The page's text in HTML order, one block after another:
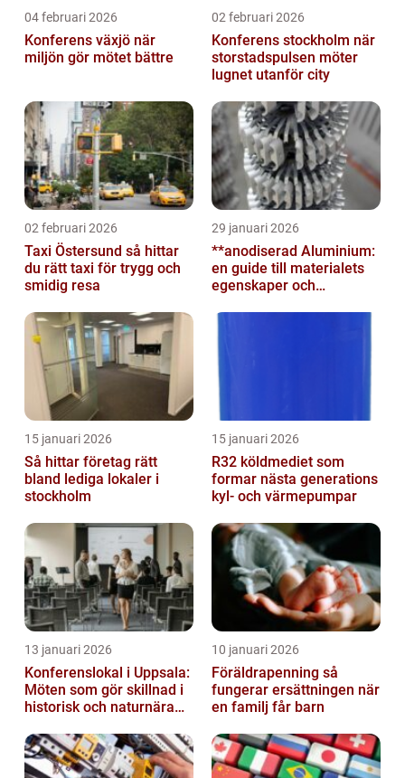
04 februari 2026
Konferens växjö när
miljön gör mötet bättre
02 februari 2026
Konferens stockholm när
storstadspulsen möter
lugnet utanför city
02 februari 2026
Taxi Östersund så hittar
du rätt taxi för trygg och
smidig resa
29 januari 2026
**anodiserad Aluminium:
en guide till materialets
egenskaper och
15 januari 2026
Så hittar företag rätt
bland lediga lokaler i
stockholm
15 januari 2026
R32 köldmediet som
formar nästa generations
kyl- och värmepumpar
13 januari 2026
Konferenslokal i Uppsala:
Möten som gör skillnad i
historisk och naturnära
10 januari 2026
Föräldrapenning så
fungerar ersättningen när
en familj får barn